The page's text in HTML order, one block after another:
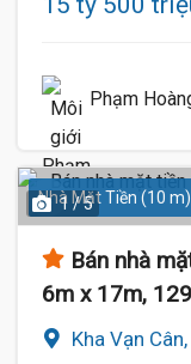
Phạm
Nhà Mặt Tiền (10 m)
1 / 5
Bán nhà
6m x 17m,
Kha Vạn